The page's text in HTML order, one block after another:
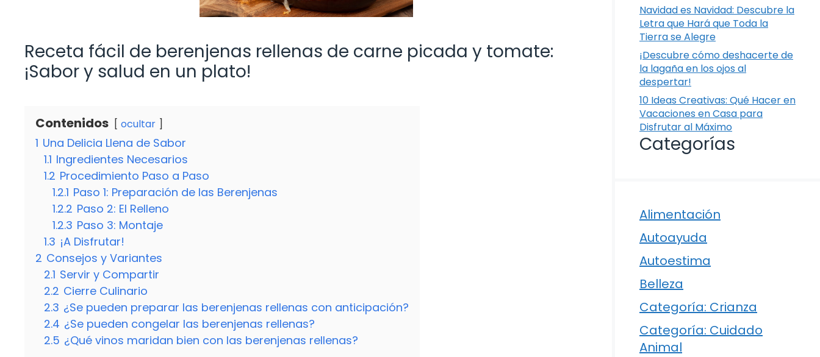
Receta fácil de berenjenas rellenas de carne picada y tomate:
¡Sabor y salud en un plato!
Contenidos ocultar
1 Una Delicia Llena de Sabor
1.1 Ingredientes Necesarios
1.2 Procedimiento Paso a Paso
1.2.1 Paso 1: Preparación de las Berenjenas
1.2.2 Paso 2: El Relleno
1.2.3 Paso 3: Montaje
1.3 ¡A Disfrutar!
2 Consejos y Variantes
2.1 Servir y Compartir
2.2 Cierre Culinario
2.3 ¿Se pueden preparar las berenjenas rellenas con anticipación?
2.4 ¿Se pueden congelar las berenjenas rellenas?
2.5 ¿Qué vinos maridan bien con las berenjenas rellenas?
Navidad es Navidad: Descubre la
Letra que Hará que Toda la
Tierra se Alegre
¡Descubre cómo deshacerte de
la lagaña en los ojos al
despertar!
10 Ideas Creativas: Qué Hacer en
Vacaciones en Casa para
Disfrutar al Máximo
Categorías
Alimentación
Autoayuda
Autoestima
Belleza
Categoría: Crianza
Categoría: Cuidado
Animal